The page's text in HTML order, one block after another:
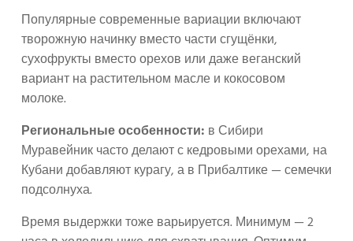
Популярные современные вариации включают
творожную начинку вместо части сгущёнки,
сухофрукты вместо орехов или даже веганский
вариант на растительном масле и кокосовом
молоке.
Региональные особенности: в Сибири
Муравейник часто делают с кедровыми орехами, на
Кубани добавляют курагу, а в Прибалтике — семечки
подсолнуха.
Время выдержки тоже варьируется. Минимум — 2